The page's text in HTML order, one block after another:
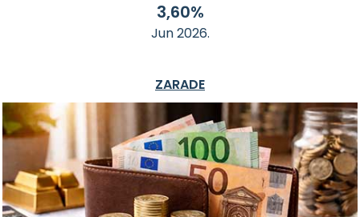
3,60%
Jun 2026.
ZARADE